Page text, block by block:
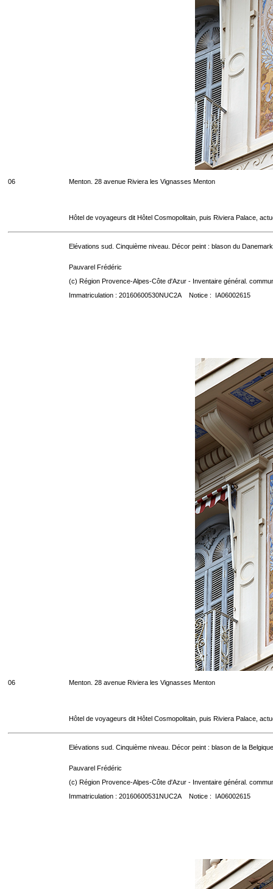
06 Menton. 28 avenue Riviera les Vignasses Menton
Hôtel de voyageurs dit Hôtel Cosmopolitain, puis Riviera Palace,
Elévations sud. Cinquième niveau. Décor peint : blason du
Pauvarel Frédéric
(c) Région Provence-Alpes-Côte d'Azur - Inventaire général.
Immatriculation : 20160600530NUC2A Notice : IA06002615
06 Menton. 28 avenue Riviera les Vignasses Menton
Hôtel de voyageurs dit Hôtel Cosmopolitain, puis Riviera Palace,
Elévations sud. Cinquième niveau. Décor peint : blason de la
Pauvarel Frédéric
(c) Région Provence-Alpes-Côte d'Azur - Inventaire général.
Immatriculation : 20160600531NUC2A Notice : IA06002615